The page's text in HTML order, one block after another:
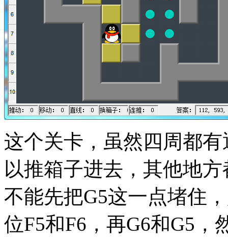
这个关卡，虽然四周都
以推箱子进去，其他地
不能先把G5这一点堵住
位F5和F6，再G6和G5，